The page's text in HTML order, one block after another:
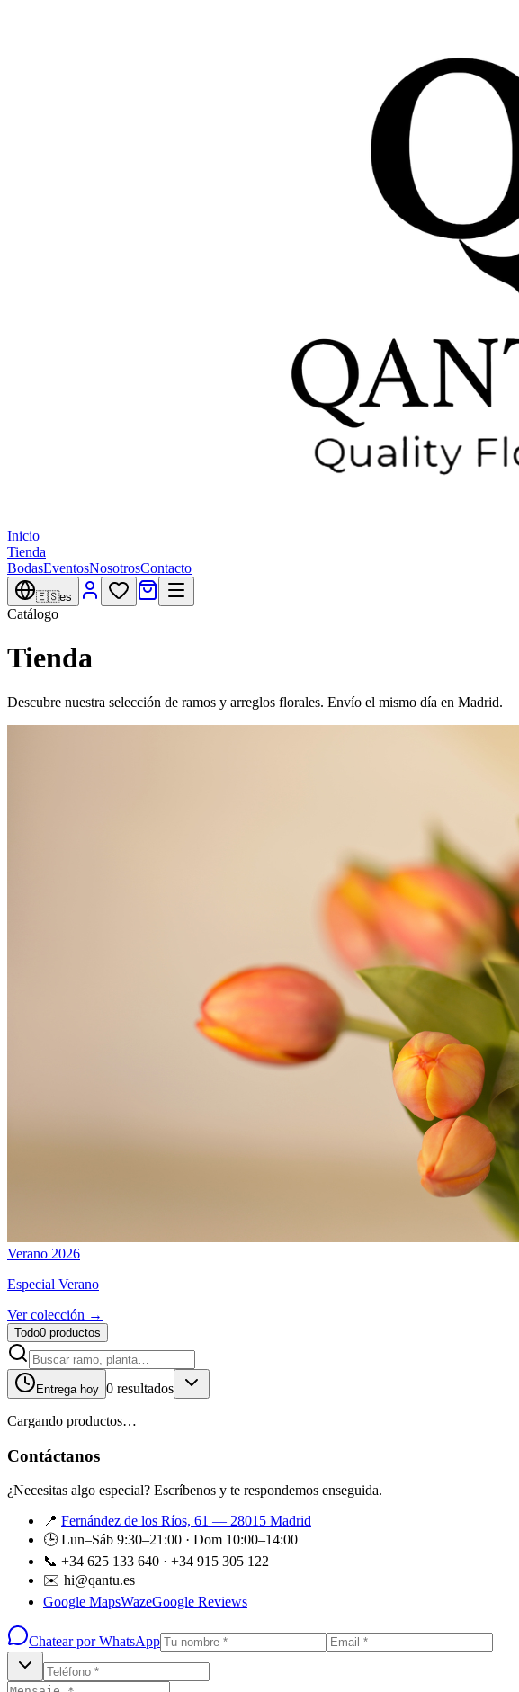
Inicio
Tienda
BodasEventosNosotrosContacto
🇪🇸es
Catálogo
Tienda
Descubre nuestra selección de ramos y arreglos florales. Envío el mismo día en Madrid.
Verano 2026
Especial Verano
Ver colección →
Todo0 productos
Entrega hoy 0 resultados
Cargando productos…
Contáctanos
¿Necesitas algo especial? Escríbenos y te respondemos enseguida.
📍 Fernández de los Ríos, 61 — 28015 Madrid
🕒 Lun–Sáb 9:30–21:00 · Dom 10:00–14:00
📞 +34 625 133 640 · +34 915 305 122
✉️ hi@qantu.es
Google MapsWazeGoogle Reviews
Chatear por WhatsApp